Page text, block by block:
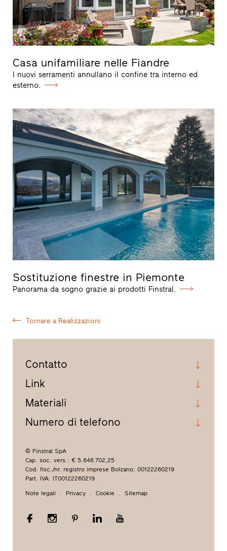
Casa unifamiliare nelle Fiandre
I nuovi serramenti annullano il confine tra interno ed
esterno.
Sostituzione finestre in Piemonte
Panorama da sogno grazie ai prodotti Finstral.
Tornare a Realizzazioni
Contatto
Link
Materiali
Numero di telefono
© Finstral SpA
Cap. soc. vers.: € 5.648.702,25
Cod. fisc./nr. registro imprese Bolzano: 00122260219
Part. IVA: IT00122260219
Note legali Privacy Cookie Sitemap